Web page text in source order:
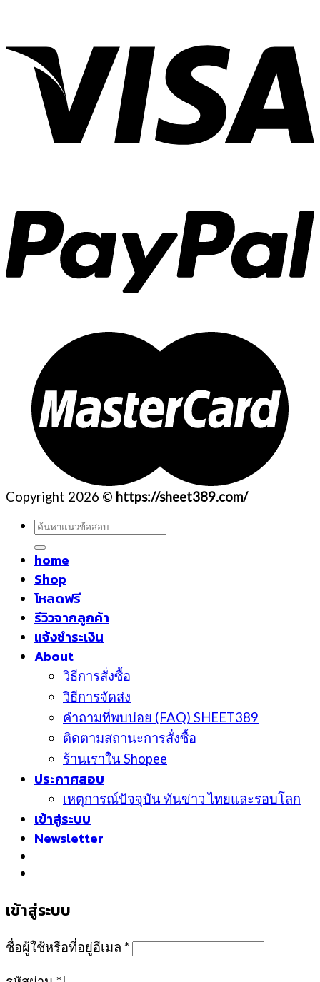
Copyright 2026 © https://sheet389.com/
ค้นหา:
home
Shop
โหลดฟรี
รีวิวจากลูกค้า
แจ้งชำระเงิน
About
วิธีการสั่งซื้อ
วิธีการจัดส่ง
คำถามที่พบบ่อย (FAQ) SHEET389
ติดตามสถานะการสั่งซื้อ
ร้านเราใน Shopee
ประกาศสอบ
เหตุการณ์ปัจจุบัน ทันข่าว ไทยและรอบโลก
เข้าสู่ระบบ
Newsletter
เข้าสู่ระบบ
ชื่อผู้ใช้หรือที่อยู่อีเมล *